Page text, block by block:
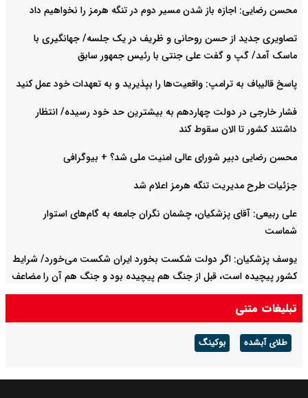
محسن رضایی: اجازه باز شدن مسیر دوم در تنگه هرمز را نخواهیم داد
تصاویری جدید از حسن روحانی و ظریف در یک جلسه/ جهانگیری با
ماسک آمد/ گپ و گفت علی جنتی با رئیس جمهور سابق
پاسخ قالیباف به ترامپ: واقعیت‌ها را بپذیرید و به تعهدات خود عمل کنید
فشار خارجی در دولت چهاردهم به بیشترین حد خود رسیده/ انتظار
داشتند کشور تا الان سقوط کند
محسن رضایی دبیر شورای عالی امنیت ملی شد؟ + بیوگرافی
جزئیات طرح مدیریت تنگه هرمز اعلام شد
علی ربیعی: آقای پزشکیان، چشمان نگران جامعه به گام‌های استوار
شماست
یوسف پزشکیان: اگر دولت شکست بخورد ایران شکست می‌خورد/ شرایط
کشور پیچیده است، قبل از جنگ هم پیچیده بود و جنگ هم آن را مضاعف‌
کرده است
تبلیغات متنی
طلای آبشده بوکینگ